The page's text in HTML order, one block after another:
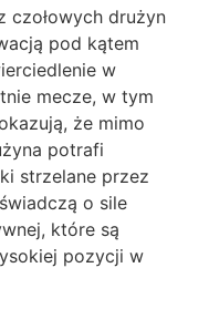
czołowych drużyn
pod kątem
w
mecze, w tym
że mimo
potrafi
strzelane przez
o sile
które są
pozycji w